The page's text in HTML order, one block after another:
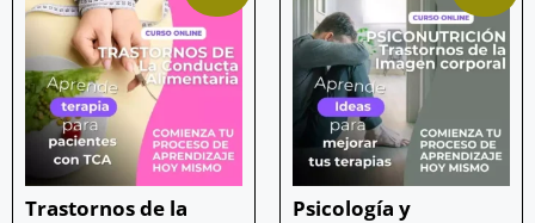
Trastornos de la
Psicología y